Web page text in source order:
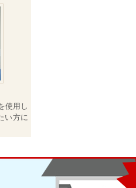
使用し
い方に